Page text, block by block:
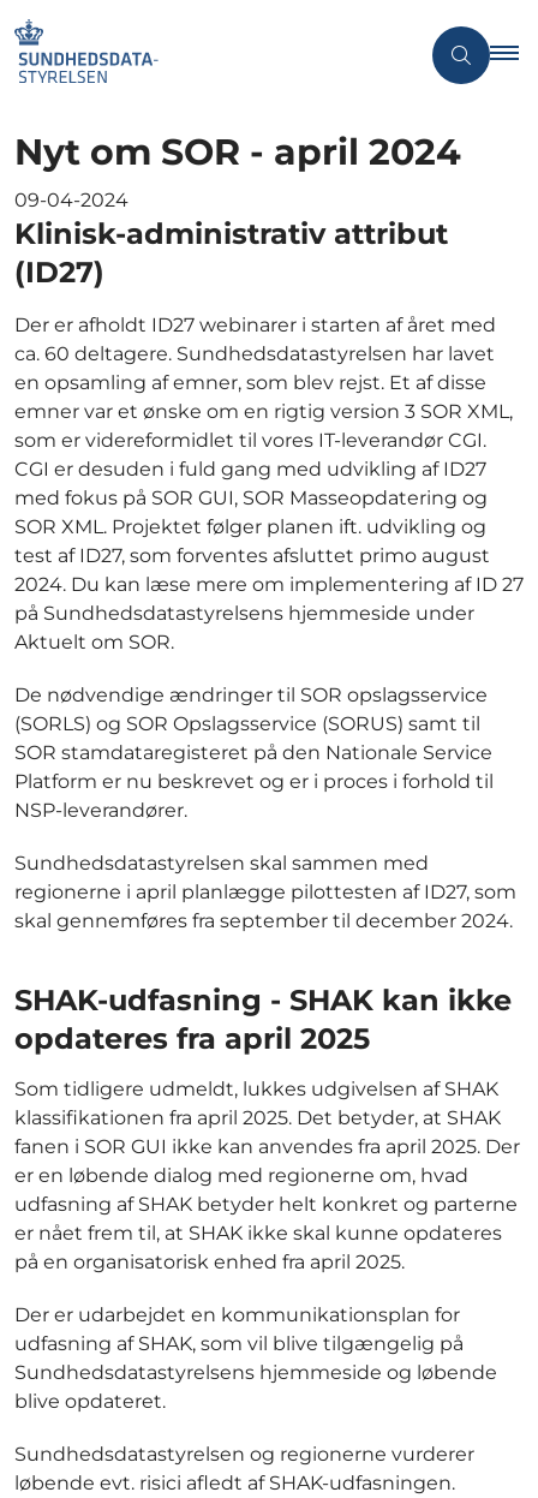
Nyt om SOR - april 2024
09-04-2024
Klinisk-administrativ attribut
(ID27)
Der er afholdt ID27 webinarer i starten af året med
ca. 60 deltagere. Sundhedsdatastyrelsen har lavet
en opsamling af emner, som blev rejst. Et af disse
emner var et ønske om en rigtig version 3 SOR XML,
som er videreformidlet til vores IT-leverandør CGI.
CGI er desuden i fuld gang med udvikling af ID27
med fokus på SOR GUI, SOR Masseopdatering og
SOR XML. Projektet følger planen ift. udvikling og
test af ID27, som forventes afsluttet primo august
2024. Du kan læse mere om implementering af ID 27
på Sundhedsdatastyrelsens hjemmeside under
Aktuelt om SOR.
De nødvendige ændringer til SOR opslagsservice
(SORLS) og SOR Opslagsservice (SORUS) samt til
SOR stamdataregisteret på den Nationale Service
Platform er nu beskrevet og er i proces i forhold til
NSP-leverandører.
Sundhedsdatastyrelsen skal sammen med
regionerne i april planlægge pilottesten af ID27, som
skal gennemføres fra september til december 2024.
SHAK-udfasning - SHAK kan ikke
opdateres fra april 2025
Som tidligere udmeldt, lukkes udgivelsen af SHAK
klassifikationen fra april 2025. Det betyder, at SHAK
fanen i SOR GUI ikke kan anvendes fra april 2025. Der
er en løbende dialog med regionerne om, hvad
udfasning af SHAK betyder helt konkret og parterne
er nået frem til, at SHAK ikke skal kunne opdateres
på en organisatorisk enhed fra april 2025.
Der er udarbejdet en kommunikationsplan for
udfasning af SHAK, som vil blive tilgængelig på
Sundhedsdatastyrelsens hjemmeside og løbende
blive opdateret.
Sundhedsdatastyrelsen og regionerne vurderer
løbende evt. risici afledt af SHAK-udfasningen.